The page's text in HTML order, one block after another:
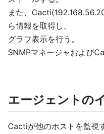
また、
ら情報を取得し、
グラフ表示を行う。
SNMPマネージャおよび
エージェントの
Cactiが他のホストを監視